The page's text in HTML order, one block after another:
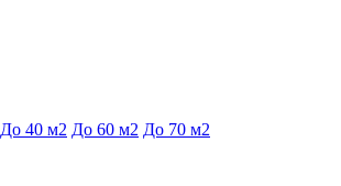
До 40 м2 До 60 м2 До 70 м2